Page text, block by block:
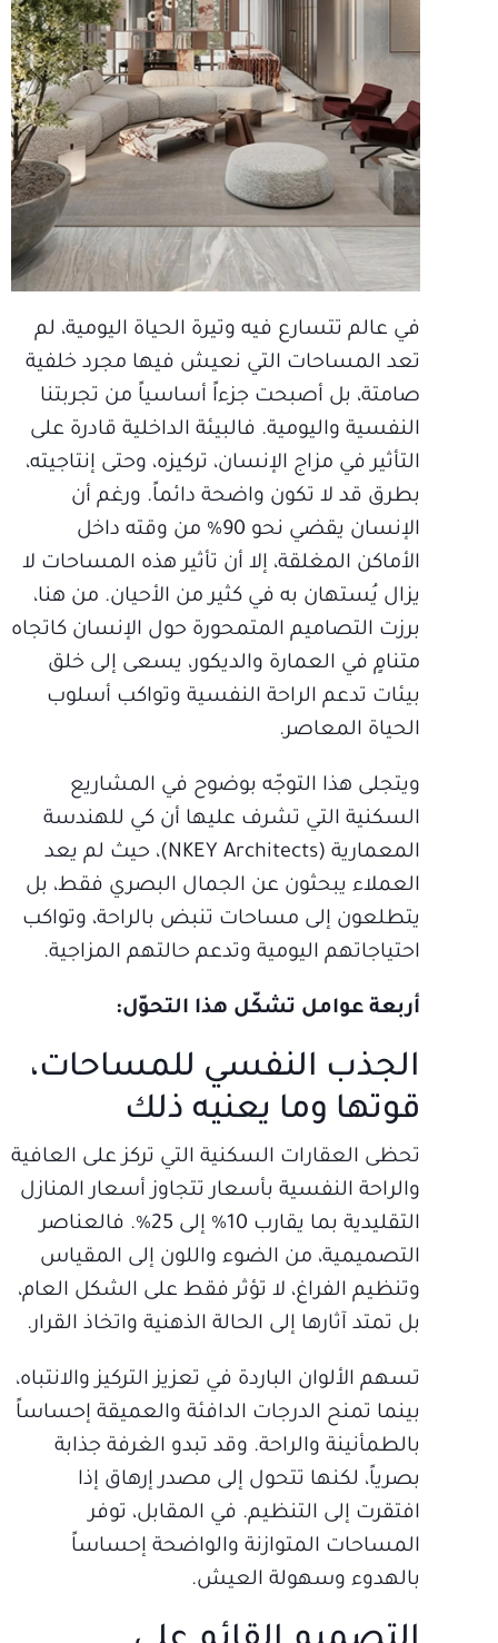
في عالم تتسارع فيه وتيرة الحياة اليومية، لم
تعد المساحات التي نعيش فيها مجرد خلفية
صامتة، بل أصبحت جزءاً أساسياً من تجربتنا
النفسية واليومية. فالبيئة الداخلية قادرة على
التأثير في مزاج الإنسان، تركيزه، وحتى إنتاجيته،
بطرق قد لا تكون واضحة دائماً. ورغم أن
الإنسان يقضي نحو 90% من وقته داخل
الأماكن المغلقة، إلا أن تأثير هذه المساحات لا
يزال يُستهان به في كثير من الأحيان. من هنا،
برزت التصاميم المتمحورة حول الإنسان كاتجاه
متنامٍ في العمارة والديكور، يسعى إلى خلق
بيئات تدعم الراحة النفسية وتواكب أسلوب
الحياة المعاصر.
ويتجلى هذا التوجّه بوضوح في المشاريع
السكنية التي تشرف عليها أن كي للهندسة
المعمارية (NKEY Architects)، حيث لم يعد
العملاء يبحثون عن الجمال البصري فقط، بل
يتطلعون إلى مساحات تنبض بالراحة، وتواكب
احتياجاتهم اليومية وتدعم حالتهم المزاجية.
أربعة عوامل تشكّل هذا التحوّل:
الجذب النفسي للمساحات،
قوتها وما يعنيه ذلك
تحظى العقارات السكنية التي تركز على العافية
والراحة النفسية بأسعار تتجاوز أسعار المنازل
التقليدية بما يقارب 10% إلى 25%. فالعناصر
التصميمية، من الضوء واللون إلى المقياس
وتنظيم الفراغ، لا تؤثر فقط على الشكل العام،
بل تمتد آثارها إلى الحالة الذهنية واتخاذ القرار.
تسهم الألوان الباردة في تعزيز التركيز والانتباه،
بينما تمنح الدرجات الدافئة والعميقة إحساساً
بالطمأنينة والراحة. وقد تبدو الغرفة جذابة
بصرياً، لكنها تتحول إلى مصدر إرهاق إذا
افتقرت إلى التنظيم. في المقابل، توفر
المساحات المتوازنة والواضحة إحساساً
بالهدوء وسهولة العيش.